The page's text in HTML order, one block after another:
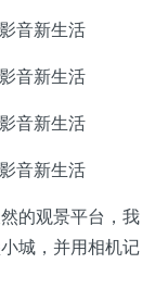
的观景平台，我
城，并用相机记